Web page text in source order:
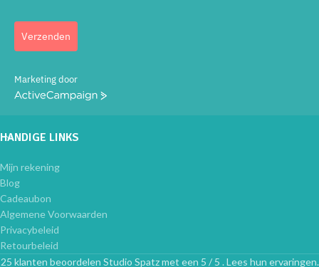
Verzenden
Marketing door
ActiveCampaign
HANDIGE LINKS
Mijn rekening
Blog
Cadeaubon
Algemene Voorwaarden
Privacybeleid
Retourbeleid
25 klanten beoordelen Studio Spatz met een 5 / 5 . Lees hun ervaringen.